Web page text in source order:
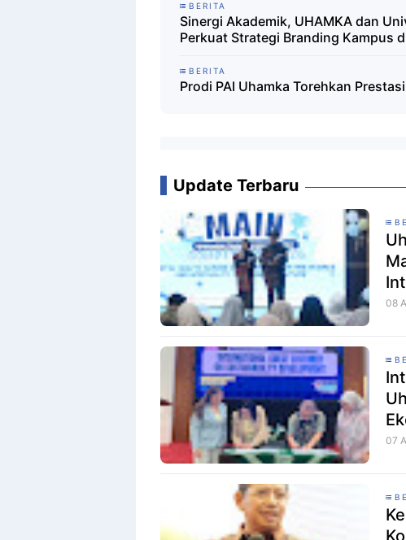
BERITA
Sinergi Akademik, UHAMKA dan
Perkuat Strategi Branding Kampus
BERITA
Prodi PAI Uhamka Torehkan
Update Terbaru
08
07